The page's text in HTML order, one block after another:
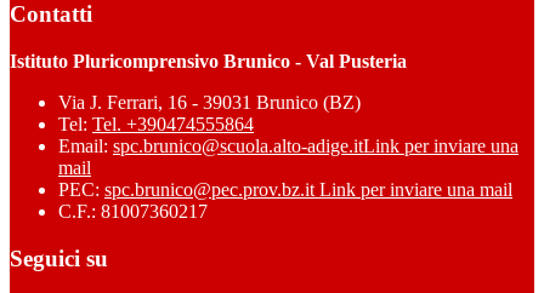
Contatti
Istituto Pluricomprensivo Brunico - Val Pusteria
Via J. Ferrari, 16 - 39031 Brunico (BZ)
Tel: Tel. +390474555864
Email: spc.brunico@scuola.alto-adige.itLink per inviare una
mail
PEC: spc.brunico@pec.prov.bz.it Link per inviare una mail
C.F.: 81007360217
Seguici su